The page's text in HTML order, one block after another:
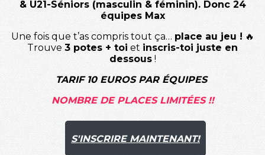
& U21-Séniors (masculin & féminin). Donc 24
équipes Max
Une fois que t’as compris tout ça… place au jeu ! 🔥
Trouve 3 potes + toi et inscris-toi juste en
dessous!
TARIF 10 EUROS PAR ÉQUIPES
NOMBRE DE PLACES LIMITÉES !!
S'INSCRIRE MAINTENANT!